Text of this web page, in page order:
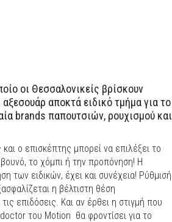
οι Θεσσαλονικείς βρίσκουν
αποκτά ειδικό τμήμα για το
brands παπουτσιών, ρουχισμού και
ο επισκέπτης μπορεί να επιλέξει το
το χόμπι ή την προπόνηση! Η
των ειδικών, έχει και συνέχεια! Ρύθμισή
η βέλτιστη θέση
επιδόσεις. Και αν έρθει η στιγμή που
του Motion θα φροντίσει για το